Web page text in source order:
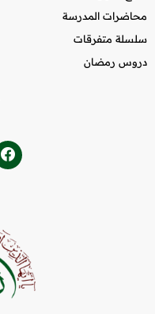
محاضرات المدرسة
سلسلة متفرقات
دروس رمضان